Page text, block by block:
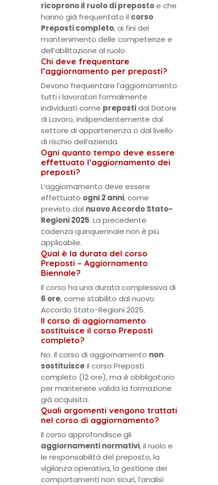
ricoprono il ruolo di prepostoe che
hanno già frequentato il corso
Preposti completo, ai fini del
mantenimento delle competenze e
dell’abilitazione al ruolo.
Chi deve frequentare
l’aggiornamento per preposti?
Devono frequentare l’aggiornamento
tutti i lavoratori formalmente
individuati come prepostidal Datore
di Lavoro, indipendentemente dal
settore di appartenenza o dal livello
di rischio dell’azienda.
Ogni quanto tempo deve essere
effettuato l’aggiornamento dei
preposti?
L’aggiornamento deve essere
effettuato ogni 2 anni, come
previsto dal nuovo Accordo Stato-
Regioni 2025. La precedente
cadenza quinquennale non è più
applicabile.
Qual è la durata del corso
Preposti – Aggiornamento
Biennale?
Il corso ha una durata complessiva di
6 ore, come stabilito dal nuovo
Accordo Stato-Regioni 2025.
Il corso di aggiornamento
sostituisce il corso Preposti
completo?
No. Il corso di aggiornamento non
sostituisceil corso Preposti
completo (12 ore), ma è obbligatorio
per mantenere valida la formazione
già acquisita.
Quali argomenti vengono trattati
nel corso di aggiornamento?
Il corso approfondisce gli
aggiornamenti normativi, il ruolo e
le responsabilità del preposto, la
vigilanza operativa, la gestione dei
comportamenti non sicuri, l’analisi